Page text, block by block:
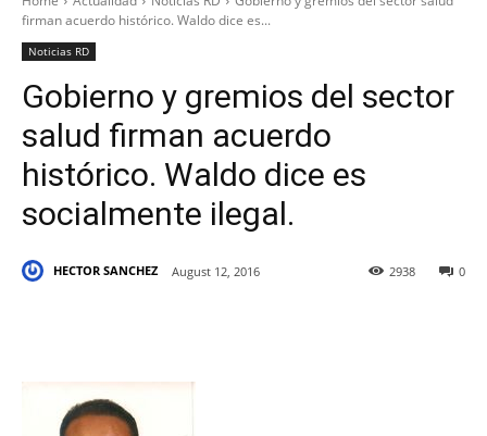
firman acuerdo histórico. Waldo dice es...
Noticias RD
Gobierno y gremios del sector
salud firman acuerdo
histórico. Waldo dice es
socialmente ilegal.
HECTOR SANCHEZ August 12, 2016 0
2938